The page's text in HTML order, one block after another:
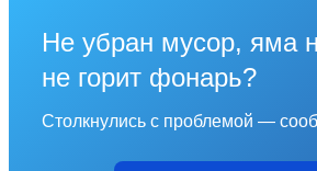
Не убран мусор, яма
не горит фонарь?
Столкнулись с проблемой —